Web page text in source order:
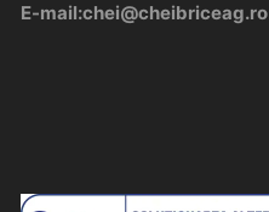
E-mail:chei@cheibriceag.ro